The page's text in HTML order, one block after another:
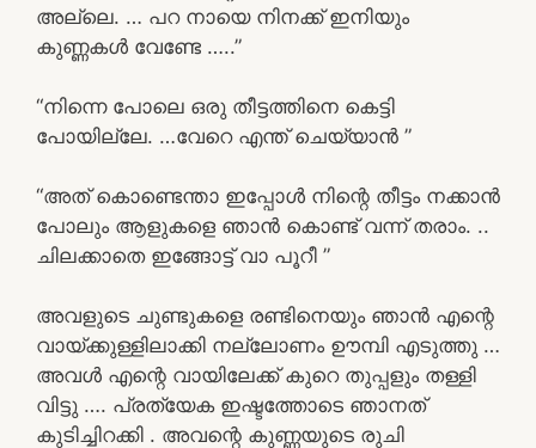
അല്ലെ. … പറ നായെ നിനക്ക് ഇനിയും
കുണ്ണകൾ വേണ്ടേ …..”
“നിന്നെ പോലെ ഒരു തീട്ടത്തിനെ കെട്ടി
പോയില്ലേ. …വേറെ എന്ത് ചെയ്യാൻ ”
“അത് കൊണ്ടെന്താ ഇപ്പോൾ നിന്റെ തീട്ടം നക്കാൻ
പോലും ആളുകളെ ഞാൻ കൊണ്ട് വന്ന് തരാം. ..
ചിലക്കാതെ ഇങ്ങോട്ട് വാ പൂറീ ”
അവളുടെ ചുണ്ടുകളെ രണ്ടിനെയും ഞാൻ എന്റെ
വായ്ക്കുള്ളിലാക്കി നല്ലോണം ഊമ്പി എടുത്തു …
അവൾ എന്റെ വായിലേക്ക് കുറെ തുപ്പളും തള്ളി
വിട്ടു …. പ്രത്യേക ഇഷ്ടത്തോടെ ഞാനത്
കുടിച്ചിറക്കി . അവന്റെ കുണ്ണയുടെ രുചി